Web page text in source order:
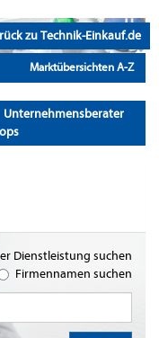
zu Technik-Einkauf.de
Marktübersichten A-Z
Unternehmensberater
Dienstleistung suchen
Firmennamen suchen